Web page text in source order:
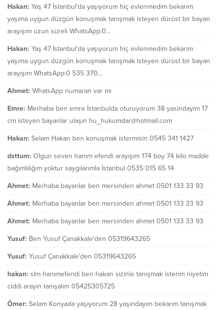
Hakan: Yaş 47 İstanbul'da yaşıyorum hiç evlenmedim bekarım
yaşıma uygun düzgün konuşmak tanışmak isteyen dürüst bir bayan
arayışım uzun süreli WhatsApp:0...
Hakan: Yaş 47 İstanbul'da yaşıyorum hiç evlenmedim bekarım
yaşıma uygun düzgün konuşmak tanışmak isteyen dürüst bir bayan
arayışım WhatsApp:0 535 370...
Ahmet: WhatsApp numaran var mı
Emre: Merhaba ben emre İstanbulda oturuyorum 38 yasindayim 17
cm isteyen bayanlar ulaşın hu_hukumdar@hotmail.com
Hakan: Selam Hakan ben konuşmak istermisin 0545 341 1427
dsttum: Olgun seven hanım efendi arayışım 174 boy 74 kilo madde
bağımlılığım yoktur saygılarımla İstanbul 0535 015 65 14
Ahmet: Merhaba bayanlar ben mersinden ahmet 0501 133 33 93
Ahmet: Merhaba bayanlar ben mersinden ahmet 0501 133 33 93
Ahmet: Merhaba bayanlar ben mersinden ahmet 0501 133 33 93
Yusuf: Ben Yusuf Çanakkale'den 05319643265
Yusuf: Yusuf Çanakkale'den 05319643265
hakan: slm hanımefendi ben hakan sizinle tanışmak isterim niyetim
ciddi arayın tanışalım 05425305725
Ömer: Selam Konyada yaşıyorum 28 yaşındayım bekarım tanışmak